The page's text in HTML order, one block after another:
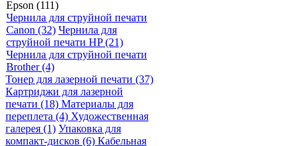
Epson (111)
Чернила для струйной печати
Canon (32) Чернила для
струйной печати HP (21)
Чернила для струйной печати
Brother (4)
Тонер для лазерной печати (37)
Картриджи для лазерной
печати (18) Материалы для
переплета (4) Художественная
галерея (1) Упаковка для
компакт-дисков (6) Кабельная